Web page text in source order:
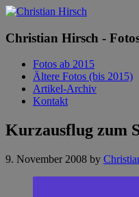
Christian Hirsch -
Fotos ab 2015
Ältere Fotos (bis 2015)
Artikel-Archiv
Kontakt
Kurzausflug zum
9. November 2008 by